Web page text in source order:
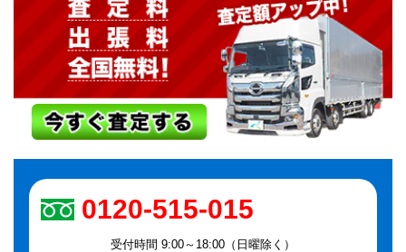
0120-515-015
受付時間 9:00～18:00（日曜除く）